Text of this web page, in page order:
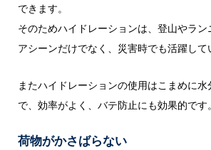
できます。
そのためハイドレーションは、登山やラン
アシーンだけでなく、災害時でも活躍して
またハイドレーションの使用はこまめに
で、効率がよく、バテ防止にも効果的です。
荷物がかさばらない